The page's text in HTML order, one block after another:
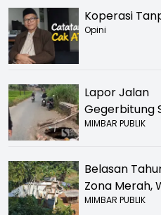
Hilangnya Jejak
Kejayaan: Saat Teh
Kuasai Pasar Eropa,
Kini Tinggal Sejarah
Koperasi
Opini
Lapor Jalan
Gegerbitung
Bolong!
MIMBAR PUBLIK
Belasan
Zona Merah,
Kampung
MIMBAR PUBLIK